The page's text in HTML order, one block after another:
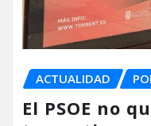
ACTUALIDAD
El PSOE no